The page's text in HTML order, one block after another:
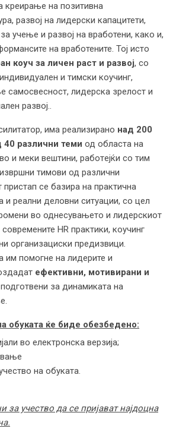
креирање на позитивна
развој на лидерски капацитети,
учење и развој на вработени, како и,
на вработените. Тој исто
коуч за личен раст и развој, со
и тимски коучинг,
самосвесност, лидерска зрелост и
развој..
има реализирано над 200
40 различни теми од областа на
и меки вештини, работeјќи со тим
тимови од различни
пристап се базира на практична
и реални деловни ситуации, со цел
во однесувањето и лидерскиот
HR практики, коучинг
организациски предизвици.
им помогне на лидерите и
ефективни, мотивирани и
за динамиката на
обуката ќе биде обезбедено:
во електронска верзија;
на обуката.
за учество да се пријават најдоцна